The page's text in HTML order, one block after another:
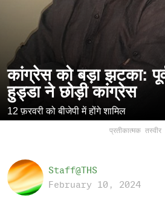
कांग्रेस को बड़ा झटका:
हुड्डा ने छोड़ी कांग्रेस
12 फ़रवरी को बीजेपी में होंगे शामिल
प्रतीकात्मक तस्वीर
Staff@THS
February 10, 2024